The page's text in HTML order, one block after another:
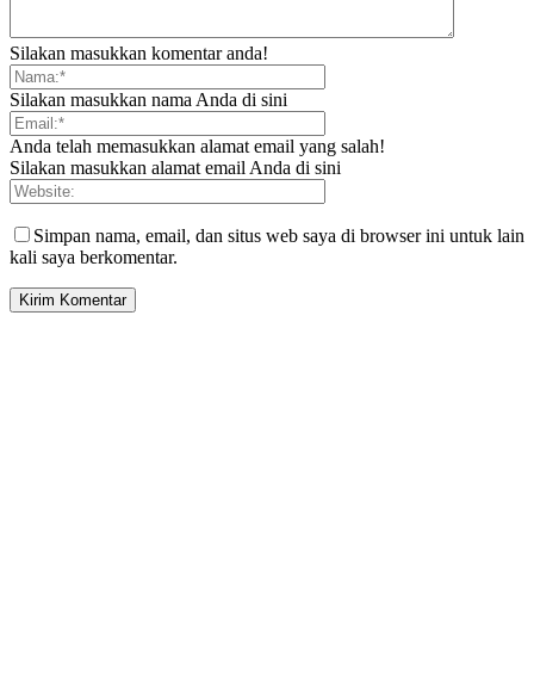
Silakan masukkan komentar anda!
Silakan masukkan nama Anda di sini
Anda telah memasukkan alamat email yang salah!
Silakan masukkan alamat email Anda di sini
Simpan nama, email, dan situs web saya di browser ini untuk lain
kali saya berkomentar.